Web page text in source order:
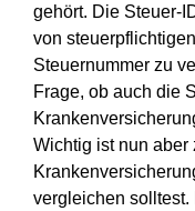
gehört. Die Steuer-
von
Steuernummer zu
Frage, ob auch die
Wichtig ist nun
vergleichen